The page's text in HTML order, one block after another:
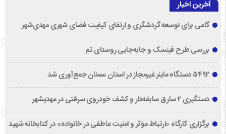
آخرین اخبار
گامی برای توسعه گردشگری و ارتقای کیفیت فضای شهری مهدی‌شهر
بررسی طرح فینسک و جابه‌جایی روستای تم
۵۴۹۲ دستگاه ماینر غیرمجاز در استان سمنان جمع‌آوری شد
دستگیری ۲ سارق سابقه‌دار و کشف خودروی سرقتی در مهدیشهر
برگزاری کارگاه «ارتباط مؤثر و امنیت عاطفی در خانواده» در کتابخانه شهید